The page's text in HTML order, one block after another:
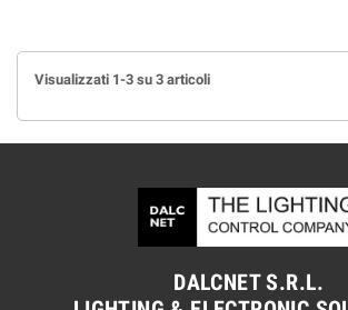
Visualizzati 1-3 su 3 articoli
DALCNET S.R.L.